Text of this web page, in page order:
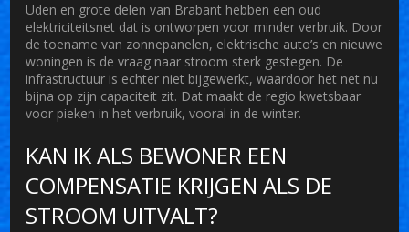
Uden en grote delen van Brabant hebben een oud
elektriciteitsnet dat is ontworpen voor minder verbruik. Door
de toename van zonnepanelen, elektrische auto’s en nieuwe
woningen is de vraag naar stroom sterk gestegen. De
infrastructuur is echter niet bijgewerkt, waardoor het net nu
bijna op zijn capaciteit zit. Dat maakt de regio kwetsbaar
voor pieken in het verbruik, vooral in de winter.
KAN IK ALS BEWONER EEN
COMPENSATIE KRIJGEN ALS DE
STROOM UITVALT?